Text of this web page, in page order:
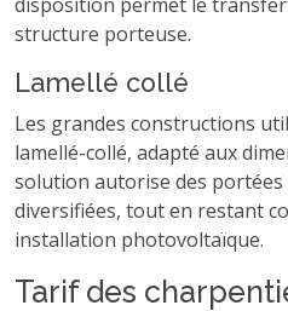
structure porteuse.
Lamellé collé
Les grandes constructions
lamellé-collé, adapté aux
solution autorise des
diversifiées, tout en restant
installation photovoltaïque.
Tarif des